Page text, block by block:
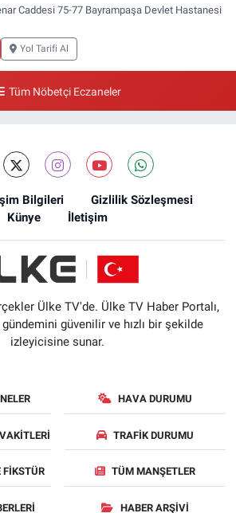
Caddesi 75-77 Bayrampaşa Devlet Hastanesi
Yol Tarifi Al
Tüm Nöbetçi Eczaneler
Bilgileri
Gizlilik Sözleşmesi
Künye
İletişim
Ülke TV'de. Ülke TV Haber Portalı,
güvenilir ve hızlı bir şekilde
izleyicisine sunar.
HAVA DURUMU
TRAFIK DURUMU
FIKSTÜR TÜM MANŞETLER
HABER ARŞIVI